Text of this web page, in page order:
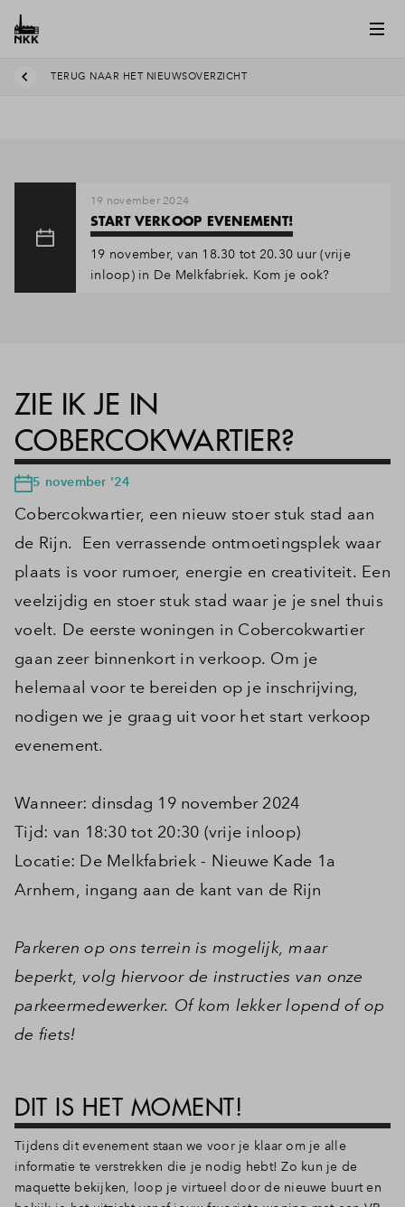
Inloggen
TERUG NAAR HET NIEUWSOVERZICHT
19 november 2024
START VERKOOP EVENEMENT!
19 november, van 18.30 tot 20.30 uur (vrije
inloop) in De Melkfabriek. Kom je ook?
ZIE IK JE IN
COBERCOKWARTIER?
5 november '24
Cobercokwartier, een nieuw stoer stuk stad aan
de Rijn. Een verrassende ontmoetingsplek waar
plaats is voor rumoer, energie en creativiteit. Een
veelzijdig en stoer stuk stad waar je je snel thuis
voelt. De eerste woningen in Cobercokwartier
gaan zeer binnenkort in verkoop. Om je
helemaal voor te bereiden op je inschrijving,
nodigen we je graag uit voor het start verkoop
evenement.
Wanneer: dinsdag 19 november 2024
Tijd: van 18:30 tot 20:30 (vrije inloop)
Locatie: De Melkfabriek - Nieuwe Kade 1a
Arnhem, ingang aan de kant van de Rijn
Parkeren op ons terrein is mogelijk, maar
beperkt, volg hiervoor de instructies van onze
parkeermedewerker. Of kom lekker lopend of op
de fiets!
DIT IS HET MOMENT!
Tijdens dit evenement staan we voor je klaar om je alle
informatie te verstrekken die je nodig hebt! Zo kun je de
maquette bekijken, loop je virtueel door de nieuwe buurt en